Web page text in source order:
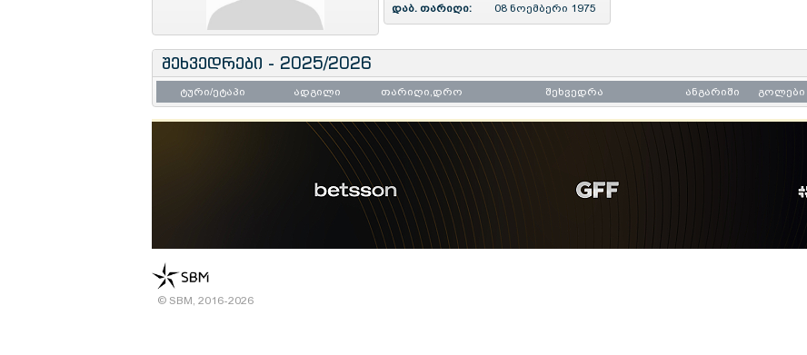
დაბ. თარიღი:
08 ნოემბერი 1975
შეხვედრები - 2025/2026
ტური/ეტაპი ადგილი თარიღი,დრო შეხვედრა ანგარიში გოლები
© SBM, 2016-2026